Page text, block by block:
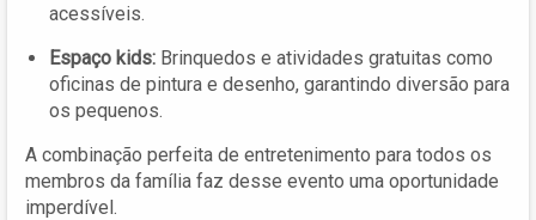
acessíveis.
Espaço kids: Brinquedos e atividades gratuitas como
oficinas de pintura e desenho, garantindo diversão para
os pequenos.
A combinação perfeita de entretenimento para todos os
membros da família faz desse evento uma oportunidade
imperdível.